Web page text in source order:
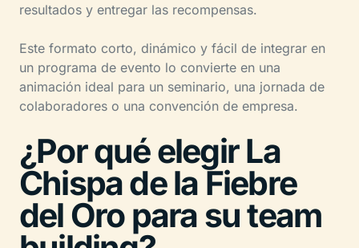
resultados y entregar las recompensas.
Este formato corto, dinámico y fácil de integrar en
un programa de evento lo convierte en una
animación ideal para un seminario, una jornada de
colaboradores o una convención de empresa.
¿Por qué elegir La
Chispa de la Fiebre
del Oro para su team